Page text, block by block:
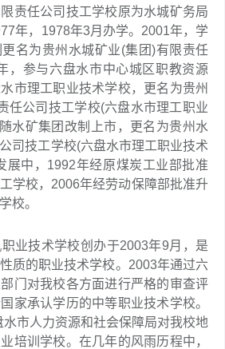
责任公司技工学校原为水城矿务局
年，1978年3月办学。2001年，学
名为贵州水城矿业(集团)有限责任
，参与六盘水市中心城区职教资源
市理工职业技术学校，更名为贵州
任公司技工学校(六盘水市理工职业
水矿集团改制上市，更名为贵州水
司技工学校(六盘水市理工职业技术
展中，1992年经原煤炭工业部批准
学校，2006年经劳动保障部批准升
校。
业技术学校创办于2003年9月，是
质的职业技术学校。2003年通过六
门对我校各方面进行严格的审查评
家承认学历的中等职业技术学校。
市人力资源和社会保障局对我校地
培训学校。在几年的风雨历程中，